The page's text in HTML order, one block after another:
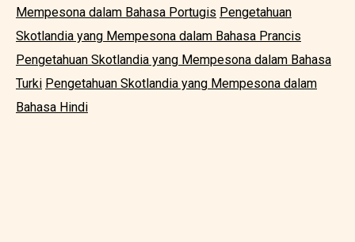
Mempesona dalam Bahasa Portugis Pengetahuan
Skotlandia yang Mempesona dalam Bahasa Prancis
Pengetahuan Skotlandia yang Mempesona dalam Bahasa
Turki Pengetahuan Skotlandia yang Mempesona dalam
Bahasa Hindi